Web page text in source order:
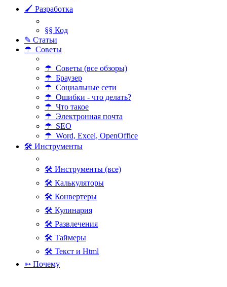
🖌 Разработка
§§ Код
✎ Статьи
☂ Советы
☂ Советы (все обзоры)
☂ Браузер
☂ Социальные сети
☂ Ошибки - что делать?
☂ Что такое
☂ Электронная почта
☂ SEO
☂ Word, Excel, OpenOffice
🛠 Инструменты
🛠 Инструменты (все)
🛠 Калькуляторы
🛠 Конвертеры
🛠 Кулинария
🛠 Развлечения
🛠 Таймеры
🛠 Текст и Html
➳ Почему